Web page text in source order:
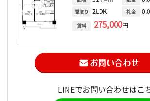
間取り 2LDK
賃料 275,000円
礼金
LINEでお問い合わせはこ